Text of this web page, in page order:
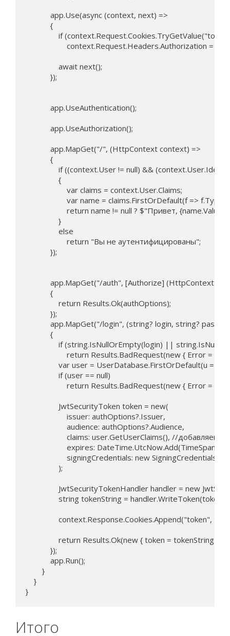
            app.Use(async (context, next) =>
            {
if
context.Request.Headers.Authorization =
                await next();
            });
            app.UseAuthentication();
            app.UseAuthorization();
            app.MapGet("/", (HttpContext context) =>
            {
if ((context.User != null) &&
                {
                    var claims = context.User.Claims;
var name = claims.FirstOrDefault(f =>
return name != null ? $"Привет,
                }
                else
                    return "Вы не аутентифицированы";
            });
app.MapGet("/auth", [Authorize] (HttpContext
            {
                return Results.Ok(authOptions);
            });
app.MapGet("/login", (string? login, string?
            {
if (string.IsNullOrEmpty(login) ||
return Results.BadRequest(new { Error =
var user = UserDatabase.FirstOrDefault(u
                if (user == null)
return Results.BadRequest(new { Error
                JwtSecurityToken token = new(
                    issuer: authOptions?.Issuer,
                    audience: authOptions?.Audience,
claims: user.GetUserClaims(), //добавляем
expires:
signingCredentials: new
                );
JwtSecurityTokenHandler handler = new
                string tokenString = handler.WriteToken(token);
context.Response.Cookies.Append("token",
return Results.Ok(new { token = tokenString,
            });
            app.Run();
        }
    }
}
Итого